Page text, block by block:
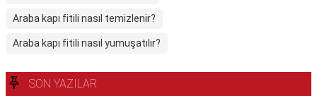
Araba kapı fitili nasıl temizlenir?
Araba kapı fitili nasıl yumuşatılır?
SON YAZILAR